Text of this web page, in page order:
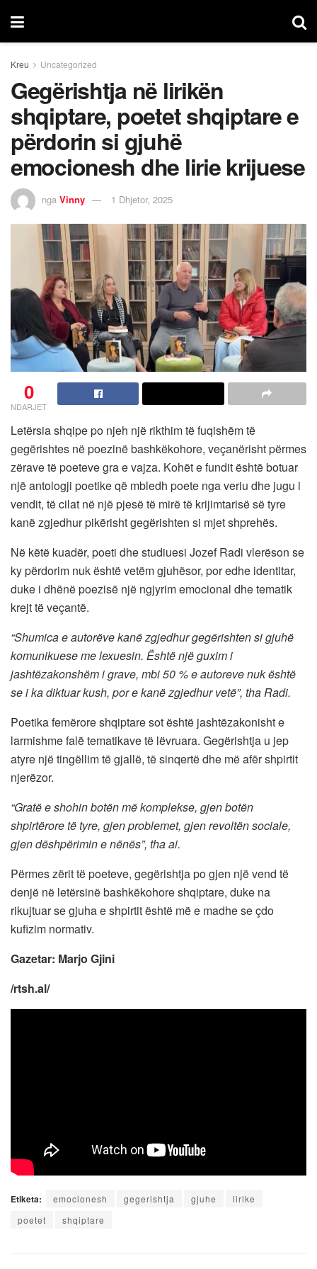
Kreu Uncategorized
Gegërishtja në lirikën
shqiptare, poetet shqiptare e
përdorin si gjuhë
emocionesh dhe lirie krijuese
nga Vinny 1 Dhjetor, 2025
0
NDARJET
Letërsia shqipe po njeh një rikthim të fuqishëm të
gegërishtes në poezinë bashkëkohore, veçanërisht përmes
zërave të poeteve gra e vajza. Kohët e fundit është botuar
një antologji poetike që mbledh poete nga veriu dhe jugu i
vendit, të cilat në një pjesë të mirë të krijimtarisë së tyre
kanë zgjedhur pikërisht gegërishten si mjet shprehës.
Në këtë kuadër, poeti dhe studiuesi Jozef Radi vlerëson se
ky përdorim nuk është vetëm gjuhësor, por edhe identitar,
duke i dhënë poezisë një ngjyrim emocional dhe tematik
krejt të veçantë.
“Shumica e autorëve kanë zgjedhur gegërishten si gjuhë
komunikuese me lexuesin. Është një guxim i
jashtëzakonshëm i grave, mbi 50 % e autoreve nuk është
se i ka diktuar kush, por e kanë zgjedhur vetë”, tha Radi.
Poetika femërore shqiptare sot është jashtëzakonisht e
larmishme falë tematikave të lëvruara. Gegërishtja u jep
atyre një tingëllim të gjallë, të sinqertë dhe më afër shpirtit
njerëzor.
“Gratë e shohin botën më komplekse, gjen botën
shpirtërore të tyre, gjen problemet, gjen revoltën sociale,
gjen dëshpërimin e nënës”, tha ai.
Përmes zërit të poeteve, gegërishtja po gjen një vend të
denjë në letërsinë bashkëkohore shqiptare, duke na
rikujtuar se gjuha e shpirtit është më e madhe se çdo
kufizim normativ.
Gazetar: Marjo Gjini
/rtsh.al/
Etiketa: emocionesh gegerishtja gjuhe
lirike
poetet
shqiptare